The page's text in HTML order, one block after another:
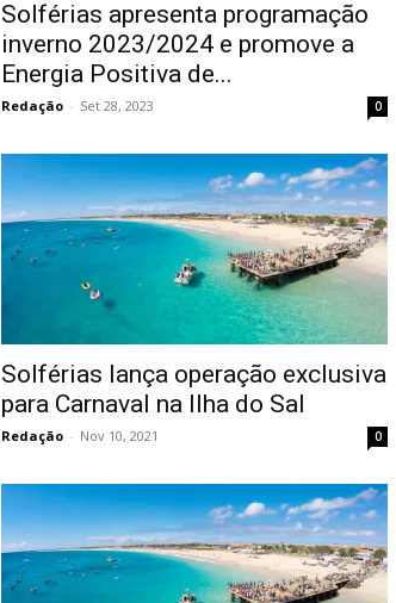
Solférias apresenta programação
inverno 2023/2024 e promove a
Energia Positiva de...
Redação - Set 28, 2023 0
Solférias lança operação exclusiva
para Carnaval na Ilha do Sal
Redação - Nov 10, 2021 0